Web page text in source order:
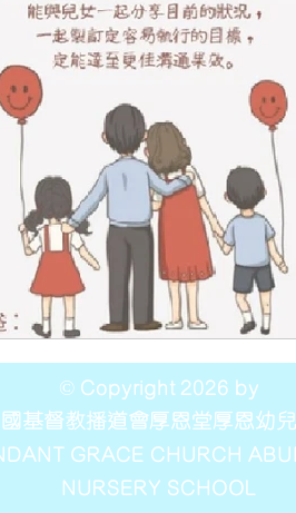
© Copyright 2026 by
基督教播道會厚恩堂厚恩幼
GRACE CHURCH
NURSERY SCHOOL